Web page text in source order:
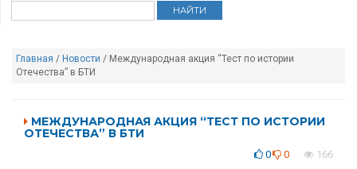
Главная / Новости / Международная акция “Тест по истории
Отечества” в БТИ
МЕЖДУНАРОДНАЯ АКЦИЯ “ТЕСТ ПО ИСТОРИИ
ОТЕЧЕСТВА” В БТИ
0 0 166